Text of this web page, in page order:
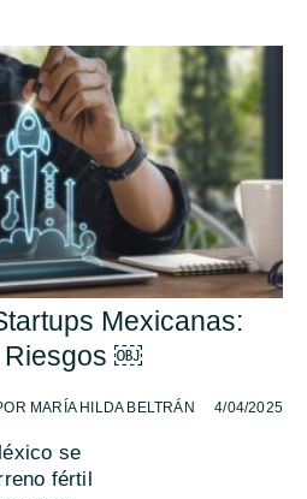
Mexicanas:
Riesgos ￼
MARÍA HILDA BELTRÁN 4/04/2025
se
fértil